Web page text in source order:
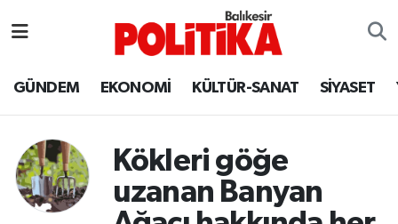
GÜNDEM EKONOMİ KÜLTÜR-SANAT SİYASET
Kökleri göğe
uzanan Banyan
Ayvalık
Balya
Bandırma
Balıkesir Hava Durumu
Balıkesir Namaz Vakitleri
Balıkesir Trafik Yoğunluk Haritası